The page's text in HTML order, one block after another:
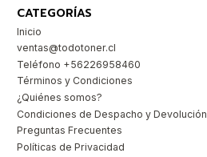
CATEGORÍAS
Inicio
ventas@todotoner.cl
Teléfono +56226958460
Términos y Condiciones
¿Quiénes somos?
Condiciones de Despacho y Devolución
Preguntas Frecuentes
Políticas de Privacidad